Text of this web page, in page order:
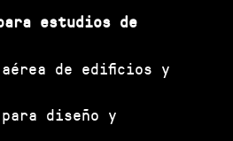
estudios de
de edificios y
diseño y